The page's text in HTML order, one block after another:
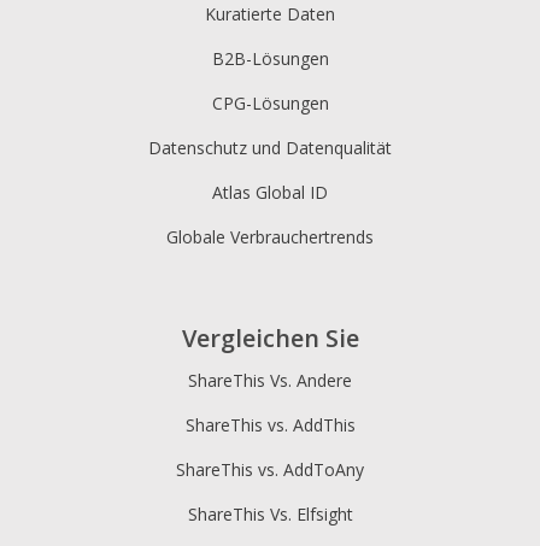
Kuratierte Daten
B2B-Lösungen
CPG-Lösungen
Datenschutz und Datenqualität
Atlas Global ID
Globale Verbrauchertrends
Vergleichen Sie
ShareThis Vs. Andere
ShareThis vs. AddThis
ShareThis vs. AddToAny
ShareThis Vs. Elfsight